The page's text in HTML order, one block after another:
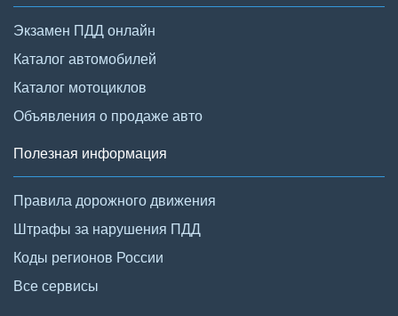
Экзамен ПДД онлайн
Каталог автомобилей
Каталог мотоциклов
Объявления о продаже авто
Полезная информация
Правила дорожного движения
Штрафы за нарушения ПДД
Коды регионов России
Все сервисы